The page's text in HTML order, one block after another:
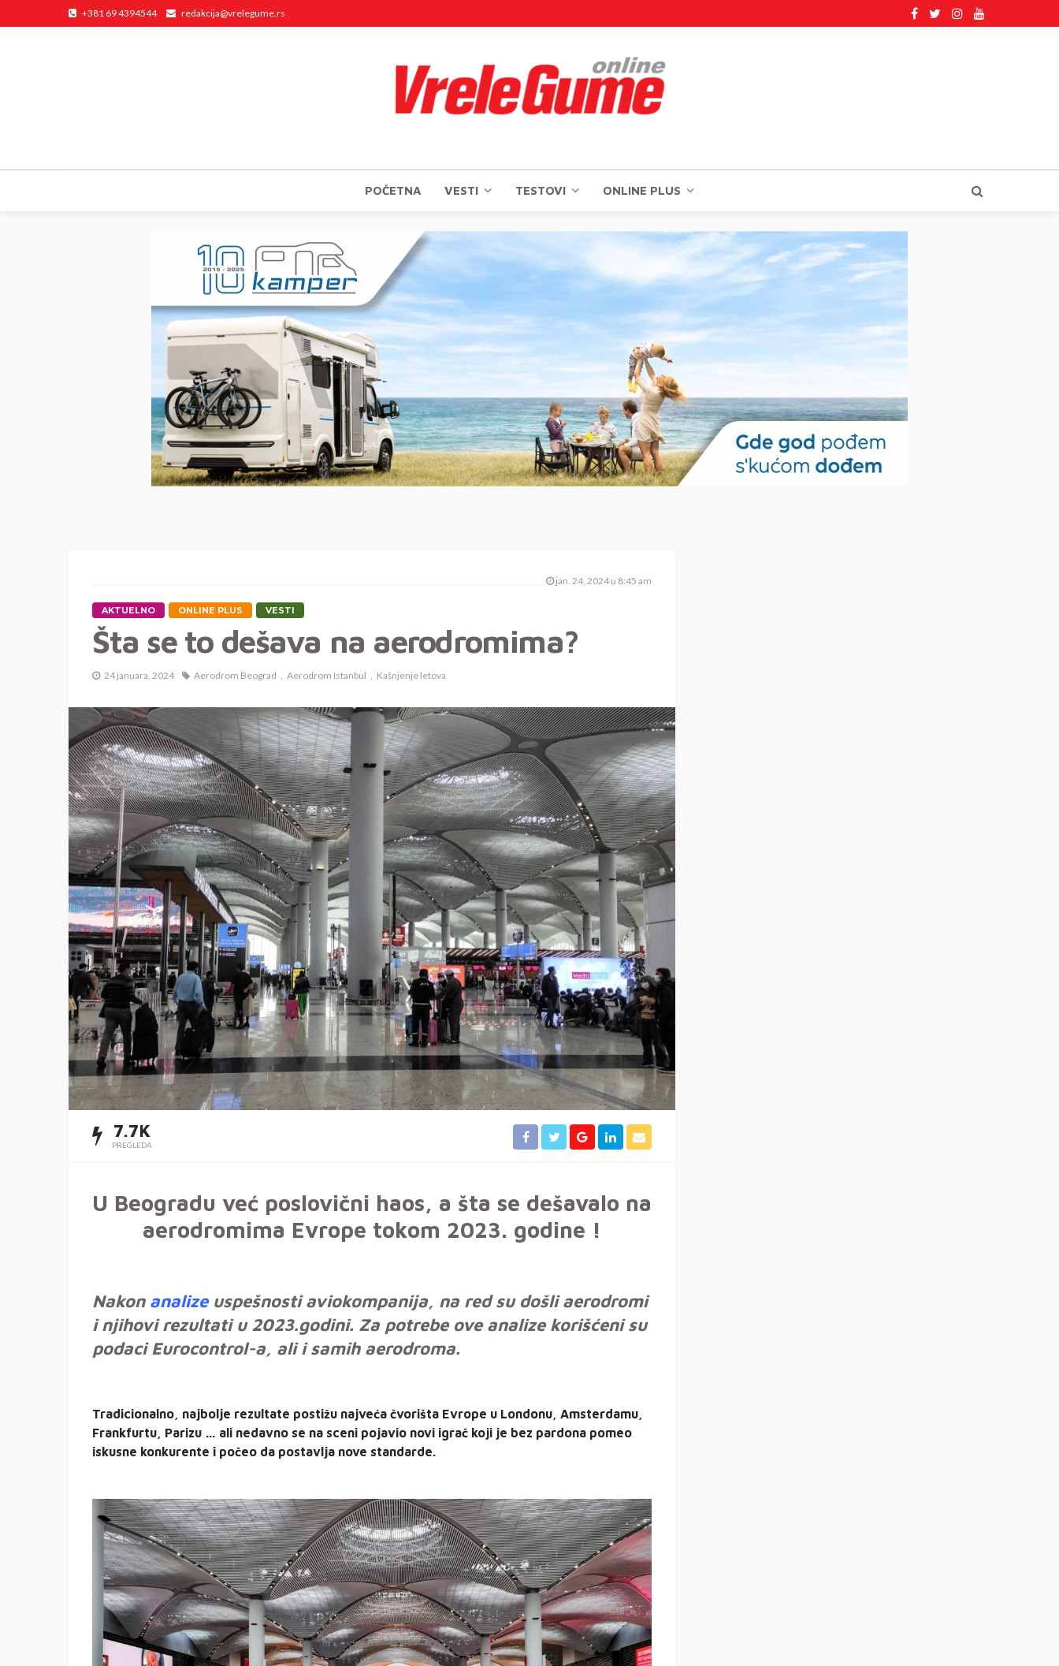
+381 69 4394544 redakcija@vrelegume.rs
POČETNA VESTI TESTOVI ONLINE PLUS
jan. 24, 2024 u 8:45 am
AKTUELNO ONLINE PLUS VESTI
Šta se to dešava na aerodromima?
24 januara, 2024 Aerodrom Beograd Aerodrom Istanbul Kašnjenje letova
7.7K
PREGLEDA
U Beogradu već poslovični haos, a šta se dešavalo na
aerodromima Evrope tokom 2023. godine !
Nakon analizeuspešnosti aviokompanija, na red su došli aerodromi
i njihovi rezultati u 2023.godini. Za potrebe ove analize korišćeni su
podaci Eurocontrol-a, ali i samih aerodroma.
Tradicionalno, najbolje rezultate postižu najveća čvorišta Evrope u Londonu, Amsterdamu,
Frankfurtu, Parizu … ali nedavno se na sceni pojavio novi igrač koji je bez pardona pomeo
iskusne konkurente i počeo da postavlja nove standarde.